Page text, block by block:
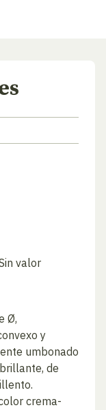
valor
Ø,
y
umbonado
de
crema-